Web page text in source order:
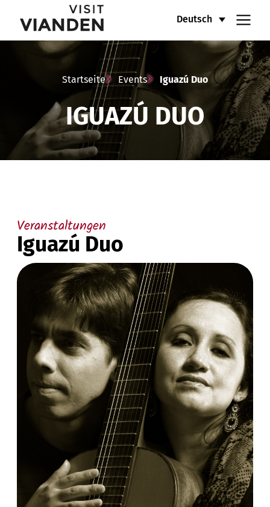
Deutsch
Iguazú
Duo
Hauptnavigationsmenü
Startseite Events Iguazú Duo
IGUAZÚ DUO
Veranstaltungen
Iguazú Duo